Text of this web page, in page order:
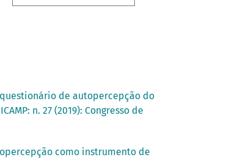
de autopercepção do
n. 27 (2019): Congresso de
como instrumento de